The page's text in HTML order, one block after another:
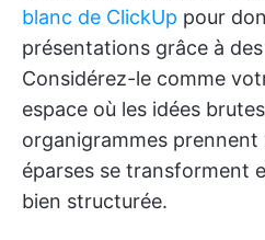
blanc de ClickUp pour
présentations grâce à
Considérez-le comme
espace où les idées
organigrammes prennent
éparses se transforment
bien structurée.